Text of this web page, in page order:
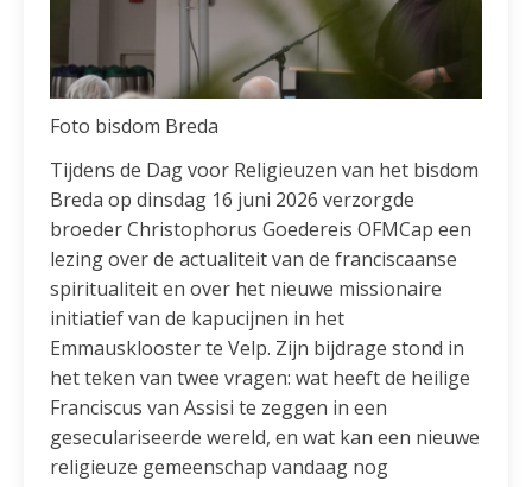
Foto bisdom Breda
Tijdens de Dag voor Religieuzen van het bisdom
Breda op dinsdag 16 juni 2026 verzorgde
broeder Christophorus Goedereis OFMCap een
lezing over de actualiteit van de franciscaanse
spiritualiteit en over het nieuwe missionaire
initiatief van de kapucijnen in het
Emmausklooster te Velp. Zijn bijdrage stond in
het teken van twee vragen: wat heeft de heilige
Franciscus van Assisi te zeggen in een
geseculariseerde wereld, en wat kan een nieuwe
religieuze gemeenschap vandaag nog